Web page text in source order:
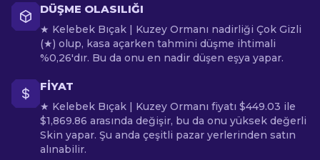
DÜŞME OLASILIĞI
★ Kelebek Bıçak | Kuzey Ormanı nadirliği Çok Gizli
(★) olup, kasa açarken tahmini düşme ihtimali
%0,26'dır. Bu da onu en nadir düşen eşya yapar.
FIYAT
★ Kelebek Bıçak | Kuzey Ormanı fiyatı $449.03 ile
$1,869.86 arasında değişir, bu da onu yüksek değerli
Skin yapar. Şu anda çeşitli pazar yerlerinden satın
alınabilir.